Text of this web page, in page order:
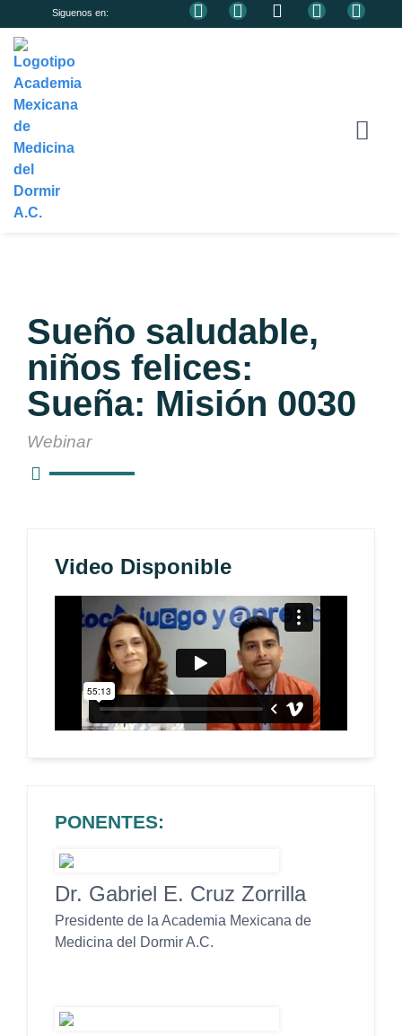
Siguenos en:
Sueño saludable,
niños felices:
Sueña: Misión 0030
Webinar
Video Disponible
PONENTES:
Dr. Gabriel E. Cruz Zorrilla
Presidente de la Academia Mexicana de
Medicina del Dormir A.C.